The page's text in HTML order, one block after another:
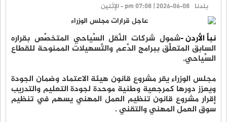
بلدنا pm 07:08 | 2026-06-08 - الإثنين
نبأ الأردن -شمول شركات النَّقل السِّياحي المتخصِّص بقراره
السابق المتعلِّق ببرامج الدَّعم والتَّسهيلات الممنوحة للقطاع
السِّياحي.
مجلس الوزراء يقر مشروع قانون هيئة الاعتماد وضمان الجودة
ويعزز دورها كمرجعية وطنية موحدة لجودة التعليم والتدريب
إقرار مشروع قانون تنظيم العمل المهني يسهم في تنظيم
سوق العمل المهني والتقني .